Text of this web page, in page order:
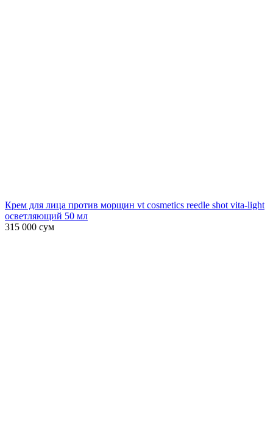
Крем для лица против морщин vt cosmetics reedle shot vita-light
осветляющий 50 мл
315 000 сум